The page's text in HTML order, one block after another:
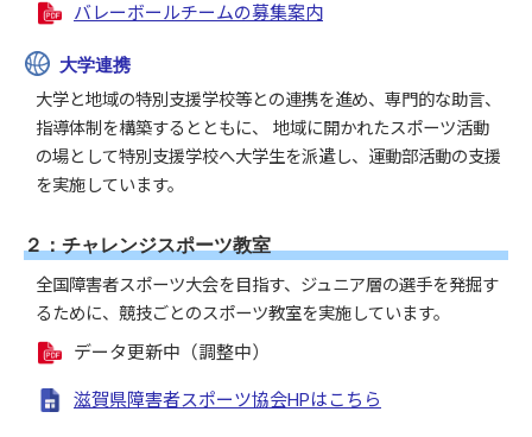
バレーボールチームの募集案内
大学連携
大学と地域の特別支援学校等との連携を進め、専門的な助言、
指導体制を構築するとともに、 地域に開かれたスポーツ活動
の場として特別支援学校へ大学生を派遣し、運動部活動の支援
を実施しています。
２：チャレンジスポーツ教室
全国障害者スポーツ大会を目指す、ジュニア層の選手を発掘す
るために、競技ごとのスポーツ教室を実施しています。
データ更新中（調整中）
滋賀県障害者スポーツ協会HPはこちら